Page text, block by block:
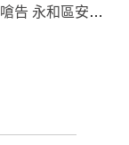
嗆告 永和區安和